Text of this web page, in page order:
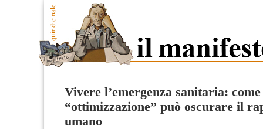
Vivere l’emergenza sanitaria: come
“ottimizzazione” può oscurare il
umano